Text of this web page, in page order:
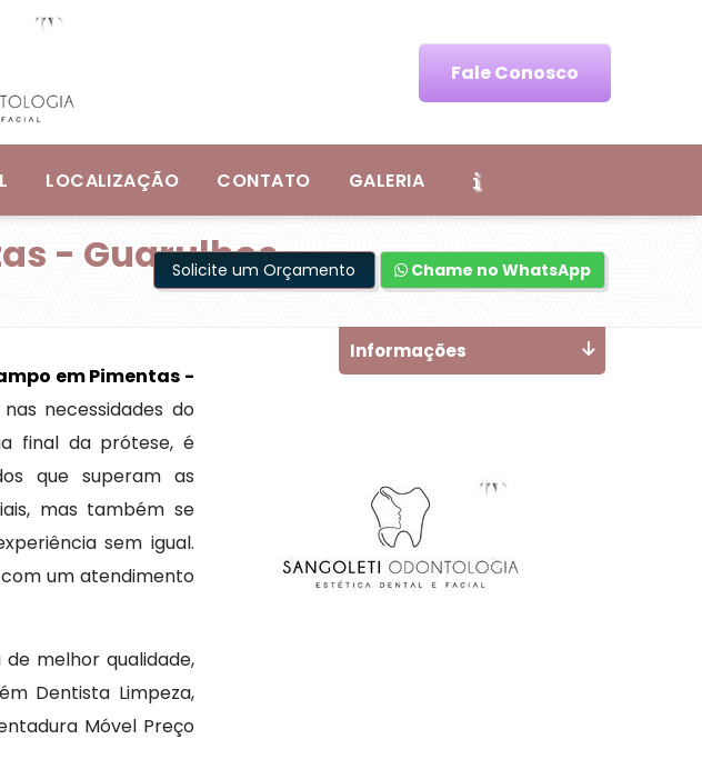
Fale Conosco
LOCALIZAÇÃO CONTATO GALERIA
- Guarulhos
Solicite um Orçamento Chame no WhatsApp
em Pimentas -
necessidades do
final da prótese, é
que superam as
mas também se
sem igual.
um atendimento
melhor qualidade,
Dentista Limpeza,
Móvel Preço
Informações